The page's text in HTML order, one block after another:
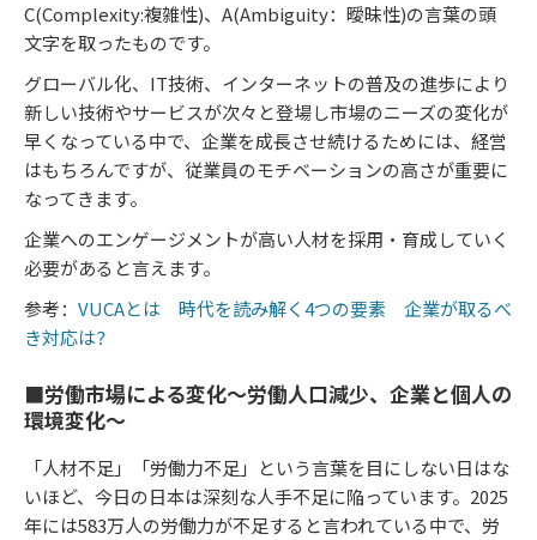
C(Complexity:複雑性)、A(Ambiguity：曖昧性)の言葉の頭
文字を取ったものです。
グローバル化、IT技術、インターネットの普及の進歩により
新しい技術やサービスが次々と登場し市場のニーズの変化が
早くなっている中で、企業を成長させ続けるためには、経営
はもちろんですが、従業員のモチベーションの高さが重要に
なってきます。
企業へのエンゲージメントが高い人材を採用・育成していく
必要があると言えます。
参考： VUCAとは 時代を読み解く4つの要素 企業が取るべ
き対応は？
■労働市場による変化〜労働人口減少、企業と個人の
環境変化〜
「人材不足」「労働力不足」という言葉を目にしない日はな
いほど、今日の日本は深刻な人手不足に陥っています。2025
年には583万人の労働力が不足すると言われている中で、労